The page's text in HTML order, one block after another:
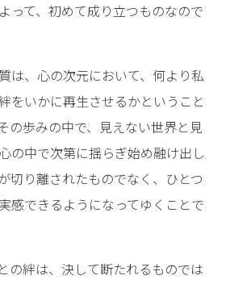
って、初めて成り立つものなので
は、心の次元において、何より私
をいかに再生させるかということ
の歩みの中で、見えない世界と見
の中で次第に揺らぎ始め融け出し
切り離されたものでなく、ひとつ
感できるようになってゆくことで
の絆は、決して断たれるものでは